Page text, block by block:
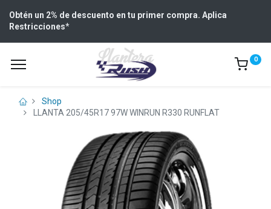
Obtén un 2% de descuento en tu primer compra. Aplica
Restricciones*
0
Shop
LLANTA 205/45R17 97W WINRUN R330 RUNFLAT